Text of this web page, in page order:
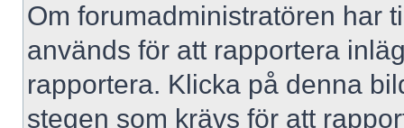
Om forumadministratören har
används för att rapportera
rapportera. Klicka på denna
stegen som krävs för att